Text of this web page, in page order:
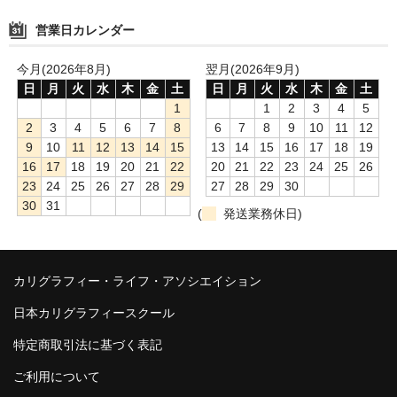
営業日カレンダー
今月(2026年8月)
日
月 火 水 木 金
土
1
2
3 4 5 6 7
8
9
10 11 12 13 14
15
16
17 18 19 20 21
22
23
24 25 26 27 28
29
30
31
翌月(2026年9月)
日
月 火 水 木 金
土
1
2 3 4
5
6
7 8 9 10 11
12
13
14 15 16 17 18
19
20
21 22 23 24 25
26
27
28 29
30
(
発送業務休日)
カリグラフィー・ライフ・アソシエイション
日本カリグラフィースクール
特定商取引法に基づく表記
ご利用について